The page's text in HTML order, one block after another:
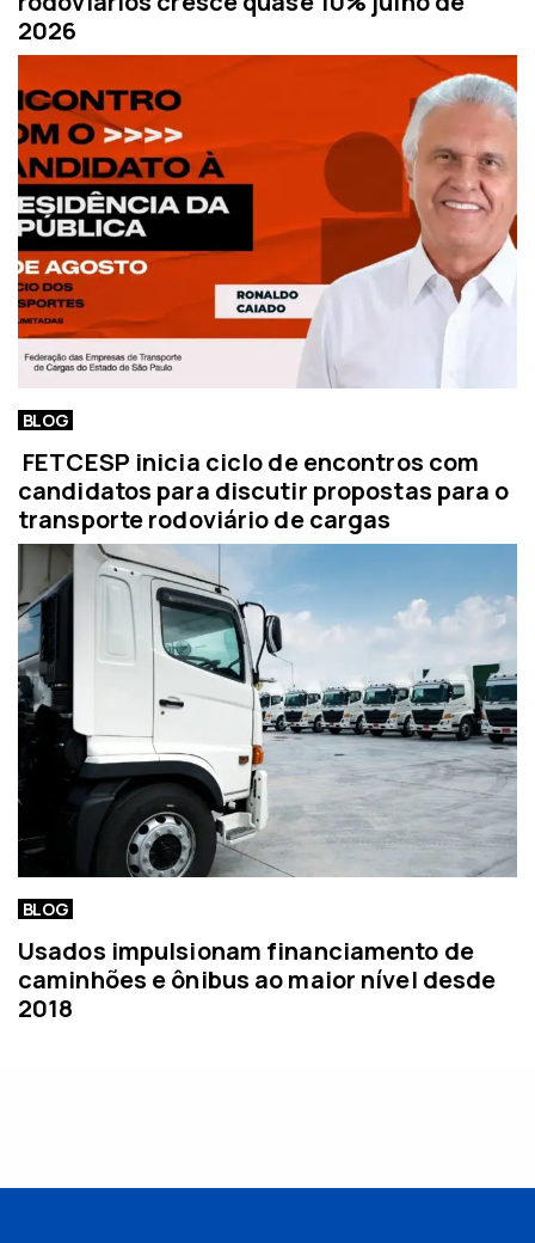
2026
BLOG
FETCESP inicia ciclo de encontros com
candidatos para discutir propostas para o
transporte rodoviário de cargas
BLOG
Usados impulsionam financiamento de
caminhões e ônibus ao maior nível desde
2018